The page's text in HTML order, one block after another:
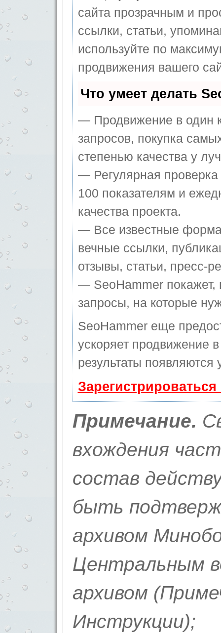
сайта прозрачным и
ссылки, статьи,
используйте по
продвижения вашего
Что умеет делать
— Продвижение в один
запросов, покупка
степенью качества у
— Регулярная
100 показателям и
качества проекта.
— Все известные
вечные ссылки,
отзывы, статьи, пресс-
— SeoHammer покажет,
запросы, на которые
SeoHammer еще
ускоряет продвижение
результаты
Примечание.
вхождения
состав
быть
архивом
Центральным
архивом (
Инструкции);